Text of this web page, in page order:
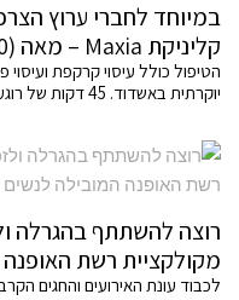
במיוחד לחברי ערוץ
קליניקת Maxia – מאה (100) טיפולי יופי מתנה
הטיפול כולל עיסוי קרקפת
יוקרתית באשדוד. 45 דקות של רוגע ופינוק. ללא הגרלה וללא תחרות
מקולקציית רשת
לכבוד עונת האירועים והחגים